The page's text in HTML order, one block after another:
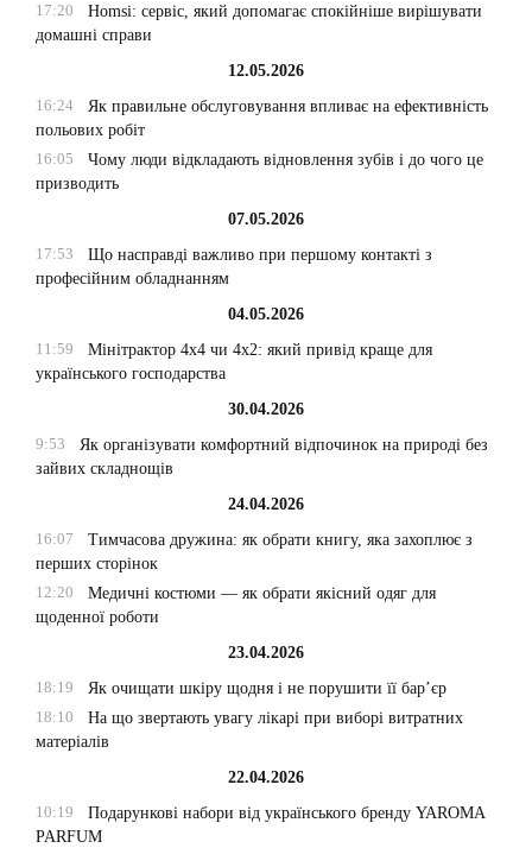
17:20
Homsi: сервіс, який допомагає спокійніше вирішувати
домашні справи
12.05.2026
16:24
Як правильне обслуговування впливає на ефективність
польових робіт
16:05
Чому люди відкладають відновлення зубів і до чого це
призводить
07.05.2026
17:53
Що насправді важливо при першому контакті з
професійним обладнанням
04.05.2026
11:59
Мінітрактор 4х4 чи 4х2: який привід краще для
українського господарства
30.04.2026
9:53
Як організувати комфортний відпочинок на природі без
зайвих складнощів
24.04.2026
16:07
Тимчасова дружина: як обрати книгу, яка захоплює з
перших сторінок
12:20
Медичні костюми — як обрати якісний одяг для
щоденної роботи
23.04.2026
18:19
Як очищати шкіру щодня і не порушити її бар’єр
18:10
На що звертають увагу лікарі при виборі витратних
матеріалів
22.04.2026
10:19
Подарункові набори від українського бренду YAROMA
PARFUM